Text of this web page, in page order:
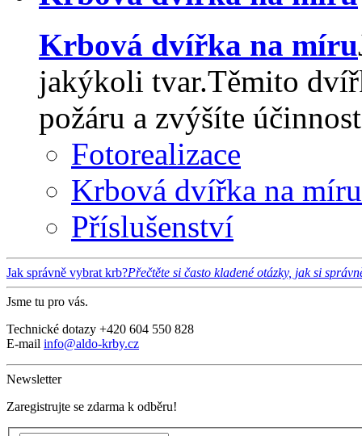
Krbová dvířka na míru
jakýkoli tvar.Těmito
požáru a zvýšíte
Fotorealizace
Krbová dvířka na míru
Příslušenství
Jak správně vybrat krb?Přečtěte si často kladené otázky, jak si
Jsme tu pro vás.
Technické dotazy +420 604 550 828
E-mail info@aldo-krby.cz
Newsletter
Zaregistrujte se zdarma k odběru!